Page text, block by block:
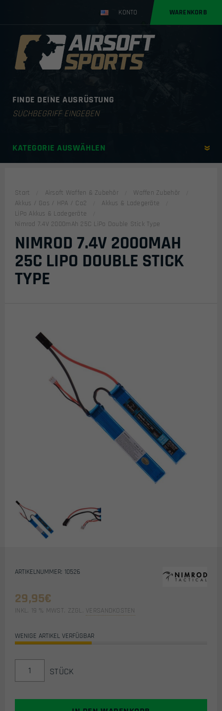
KONTO WARENKORB
FINDE DEINE AUSRÜSTUNG
Products
KATEGORIE AUSWÄHLEN
Start Airsoft Waffen & Zubehör
Waffen Zubehör
Akkus / Gas / HPA / Co2
Akkus & Ladegeräte
LiPo Akkus & Ladegeräte
Nimrod 7.4V 2000mAh 25C LiPo Double Stick Type
NIMROD 7.4V 2000MAH
25C LIPO DOUBLE STICK
TYPE
ARTIKELNUMMER: 10526
29,95€
INKL. 19 % MWST. ZZGL. VERSANDKOSTEN
WENIGE ARTIKEL VERFÜGBAR
2000MAH
STÜCK